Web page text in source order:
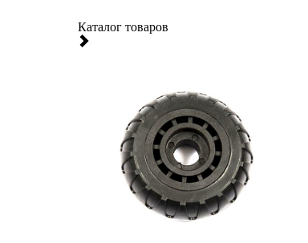
Каталог товаров